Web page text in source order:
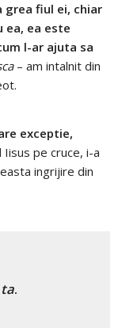
grea fiul ei, chiar
ea, ea este
l-ar ajuta sa
– am intalnit din
exceptie,
Iisus pe cruce, i-a
ingrijire din
.